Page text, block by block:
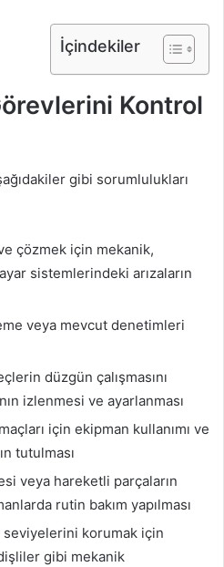
İçindekiler
Kontrol
gibi sorumlulukları
çözmek için mekanik,
sistemlerindeki arızaların
veya mevcut denetimleri
düzgün çalışmasını
izlenmesi ve ayarlanması
için ekipman kullanımı ve
tutulması
veya hareketli parçaların
rutin bakım yapılması
korumak için
gibi mekanik